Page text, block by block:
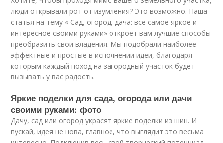
люди открывали рот от изумления? Это возможно. Наша
статья на тему « Сад, огород, дача: все самое яркое и
интересное своими руками» откроет вам лучшие способы
преобразить свои владения. Мы подобрали наиболее
эффектные и простые в исполнении идеи, благодаря
которым каждый поход на загородный участок будет
вызывать у вас радость.
Яркие поделки для сада, огорода или дачи
своими руками: фото
Дачу, сад или огород украсят яркие поделки из шин. И
пускай, идея не нова, главное, что выглядит это весьма